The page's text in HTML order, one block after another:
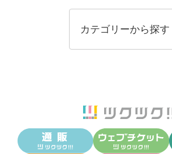
カテゴリーから探す